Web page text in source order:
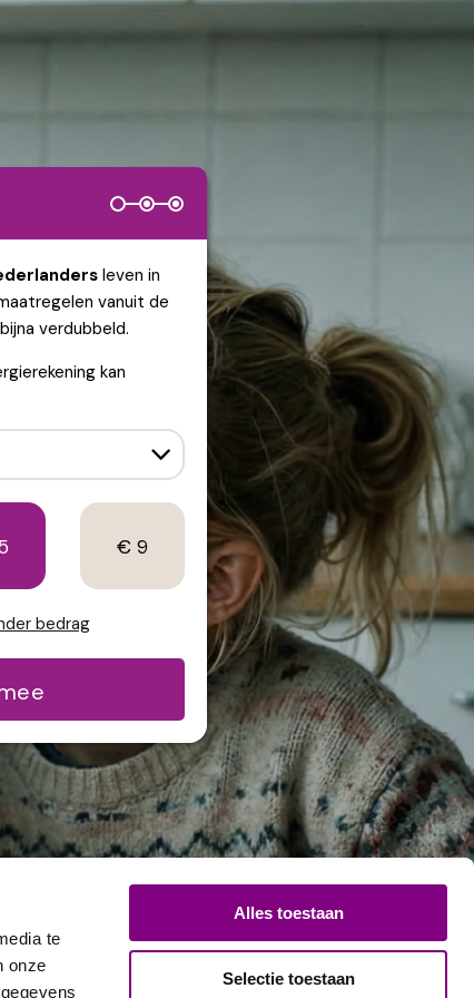
te
onze
Alles toestaan
Selectie toestaan
leven in
vanuit de
verdubbeld.
kan
€ 9
bedrag